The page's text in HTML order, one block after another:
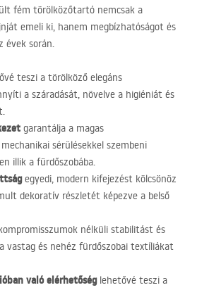
fém törölközőtartó nemcsak a
emeli ki, hanem megbízhatóságot és
évek során.
teszi a törölköző elegáns
a száradását, növelve a higiéniát és
garantálja a magas
sérülésekkel szembeni
illik a fürdőszobába.
egyedi, modern kifejezést kölcsönöz
dekoratív részletét képezve a belső
nélküli stabilitást és
vastag és nehéz fürdőszobai textíliákat
való elérhetőséglehetővé teszi a